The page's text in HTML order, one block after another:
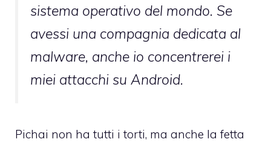
sistema operativo del mondo. Se
avessi una compagnia dedicata al
malware, anche io concentrerei i
miei attacchi su Android.
Pichai non ha tutti i torti, ma anche la fetta